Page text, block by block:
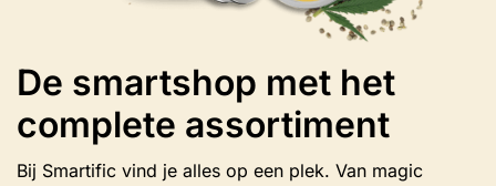
De smartshop met het
complete assortiment
Bij Smartific vind je alles op een plek. Van magic